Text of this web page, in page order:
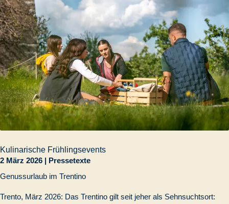
Kulinarische Frühlingsevents
2 März 2026 | Pressetexte
Genussurlaub im Trentino
Trento, März 2026: Das Trentino gilt seit jeher als Sehnsuchtsort: